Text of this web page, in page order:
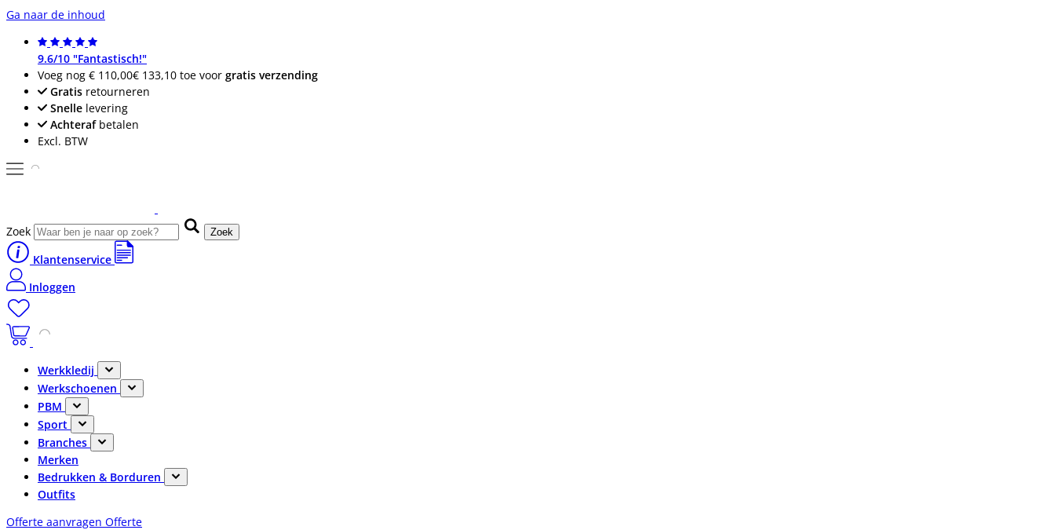
Ga naar de inhoud
9.6/10 "Fantastisch!"
Voeg nog € 110,00€ 133,10 toe voor gratis verzending
Gratis retourneren
Snelle levering
Achterafbetalen
Excl. BTW
Zoek Zoek
Klantenservice
Inloggen
Werkkledij
Werkschoenen
PBM
Sport
Branches
Merken
Bedrukken & Borduren
Outfits
Offerte aanvragen Offerte